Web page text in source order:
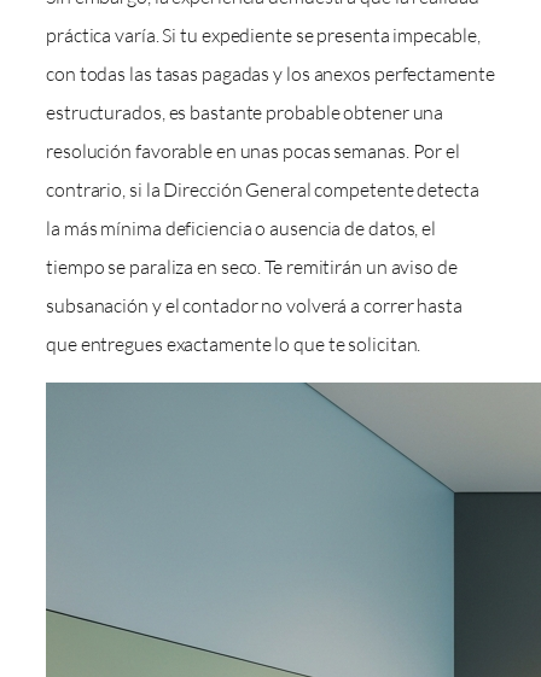
práctica varía. Si tu expediente se presenta impecable,
con todas las tasas pagadas y los anexos perfectamente
estructurados, es bastante probable obtener una
resolución favorable en unas pocas semanas. Por el
contrario, si la Dirección General competente detecta
la más mínima deficiencia o ausencia de datos, el
tiempo se paraliza en seco. Te remitirán un aviso de
subsanación y el contador no volverá a correr hasta
que entregues exactamente lo que te solicitan.